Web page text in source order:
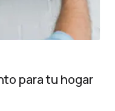
para tu hogar